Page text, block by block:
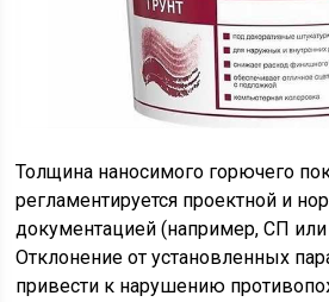
Толщина наносимого горючего
регламентируется проектной и
документацией (например, СП или
Отклонение от установленных
привести к нарушению